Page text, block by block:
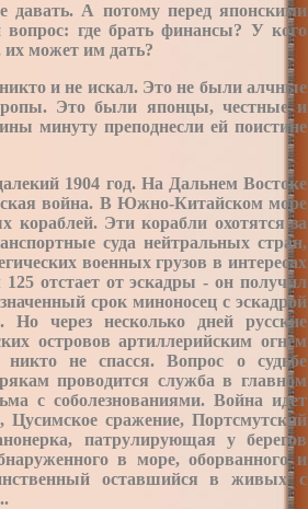
давать. А потому перед японскими
где брать финансы? У кого
может им дать?
и не искал. Это не были алчные
Это были японцы, честные и
минуту преподнесли ей поистине
1904 год. На Дальнем Востоке
война. В Южно-Китайском море
кораблей. Эти корабли охотятся за
суда нейтральных стран,
военных грузов в интересах
отстает от эскадры - он получил
срок миноносец с эскадрой
Но через несколько дней русские
островов артиллерийским огнем
не спасся. Вопрос о судьбе
проводится служба в главном
с соболезнованиями. Война идет
сражение, Портсмутский
патрулирующая у берегов
в море, оборванного и
оставшийся в живых с
..